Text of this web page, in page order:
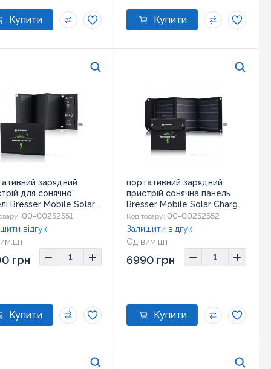
зарядний
для сонячної
Bresser Mobile Solar
21 Watt USB DC
(930148)
00-00252551
шт
19,5x29x3,5 см
відгук
грн
портативний зарядний
пристрій сонячна панель
Bresser Mobile Solar Charger
40 Watt USB DC (3810040
930149)
Код товару: 00-00252552
Од вим:шт
35,5x32x4,5 см
Залишити відгук
6990 грн